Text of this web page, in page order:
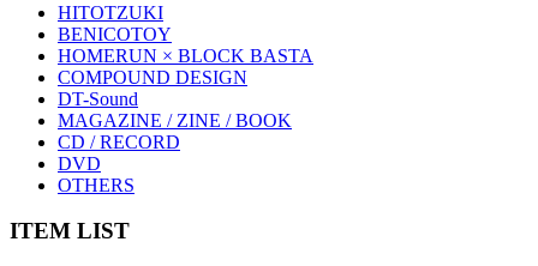
HITOTZUKI
BENICOTOY
HOMERUN × BLOCK BASTA
COMPOUND DESIGN
DT-Sound
MAGAZINE / ZINE / BOOK
CD / RECORD
DVD
OTHERS
ITEM LIST